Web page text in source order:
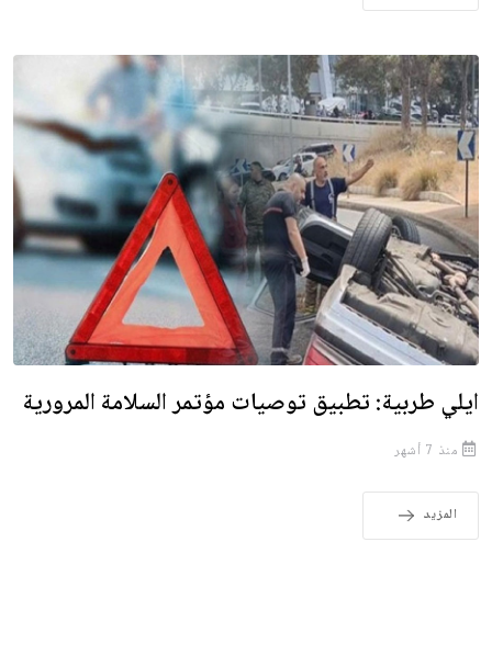
ايلي طربية: تطبيق توصيات مؤتمر السلامة المرورية
منذ 7 أشهر
المزيد